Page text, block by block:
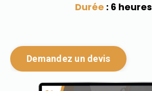
Durée : 6 heures
Demandez un devis